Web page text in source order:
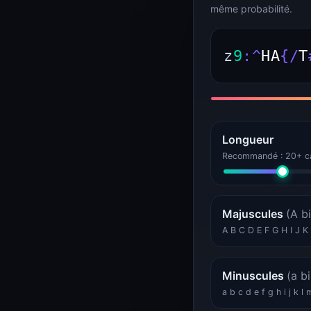
même probabilité.
z9 : ^HA{ /T
Longueur
Recommandé : 20+
Majuscules (A
A B C D E F G H I J
Minuscules (a
a b c d e f g h i j k l